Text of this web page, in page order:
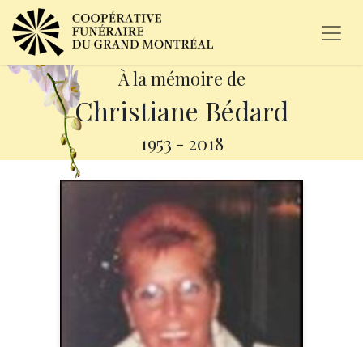
À la mémoire de
Christiane Bédard
1953 - 2018